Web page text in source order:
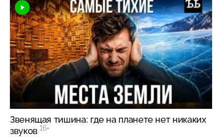
Звенящая тишина: где на планете нет никаких
звуков 16+